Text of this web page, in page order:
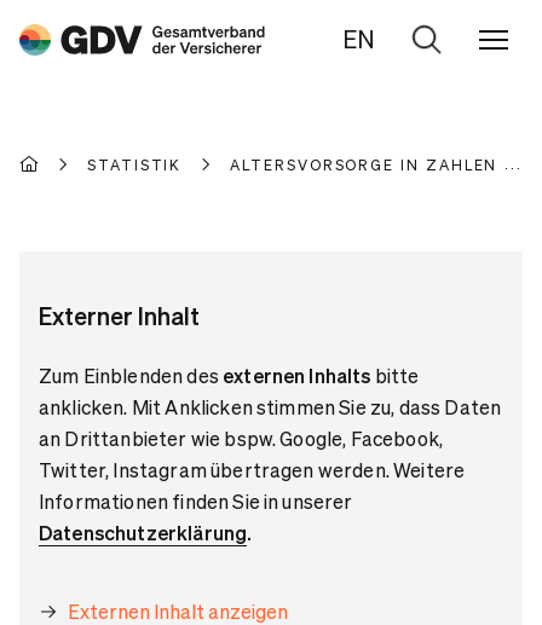
EN
Zur
STATISTIK ALTERSVORSORGE IN ZAHLEN
Externer Inhalt
Zum Einblenden des externen Inhalts bitte
anklicken. Mit Anklicken stimmen Sie zu, dass Daten
an Drittanbieter wie bspw. Google, Facebook,
Twitter, Instagram übertragen werden. Weitere
Informationen finden Sie in unserer
Datenschutzerklärung.
Externen Inhalt anzeigen